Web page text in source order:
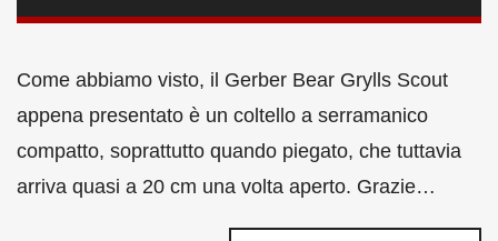
Come abbiamo visto, il Gerber Bear Grylls Scout
appena presentato è un coltello a serramanico
compatto, soprattutto quando piegato, che tuttavia
arriva quasi a 20 cm una volta aperto. Grazie…